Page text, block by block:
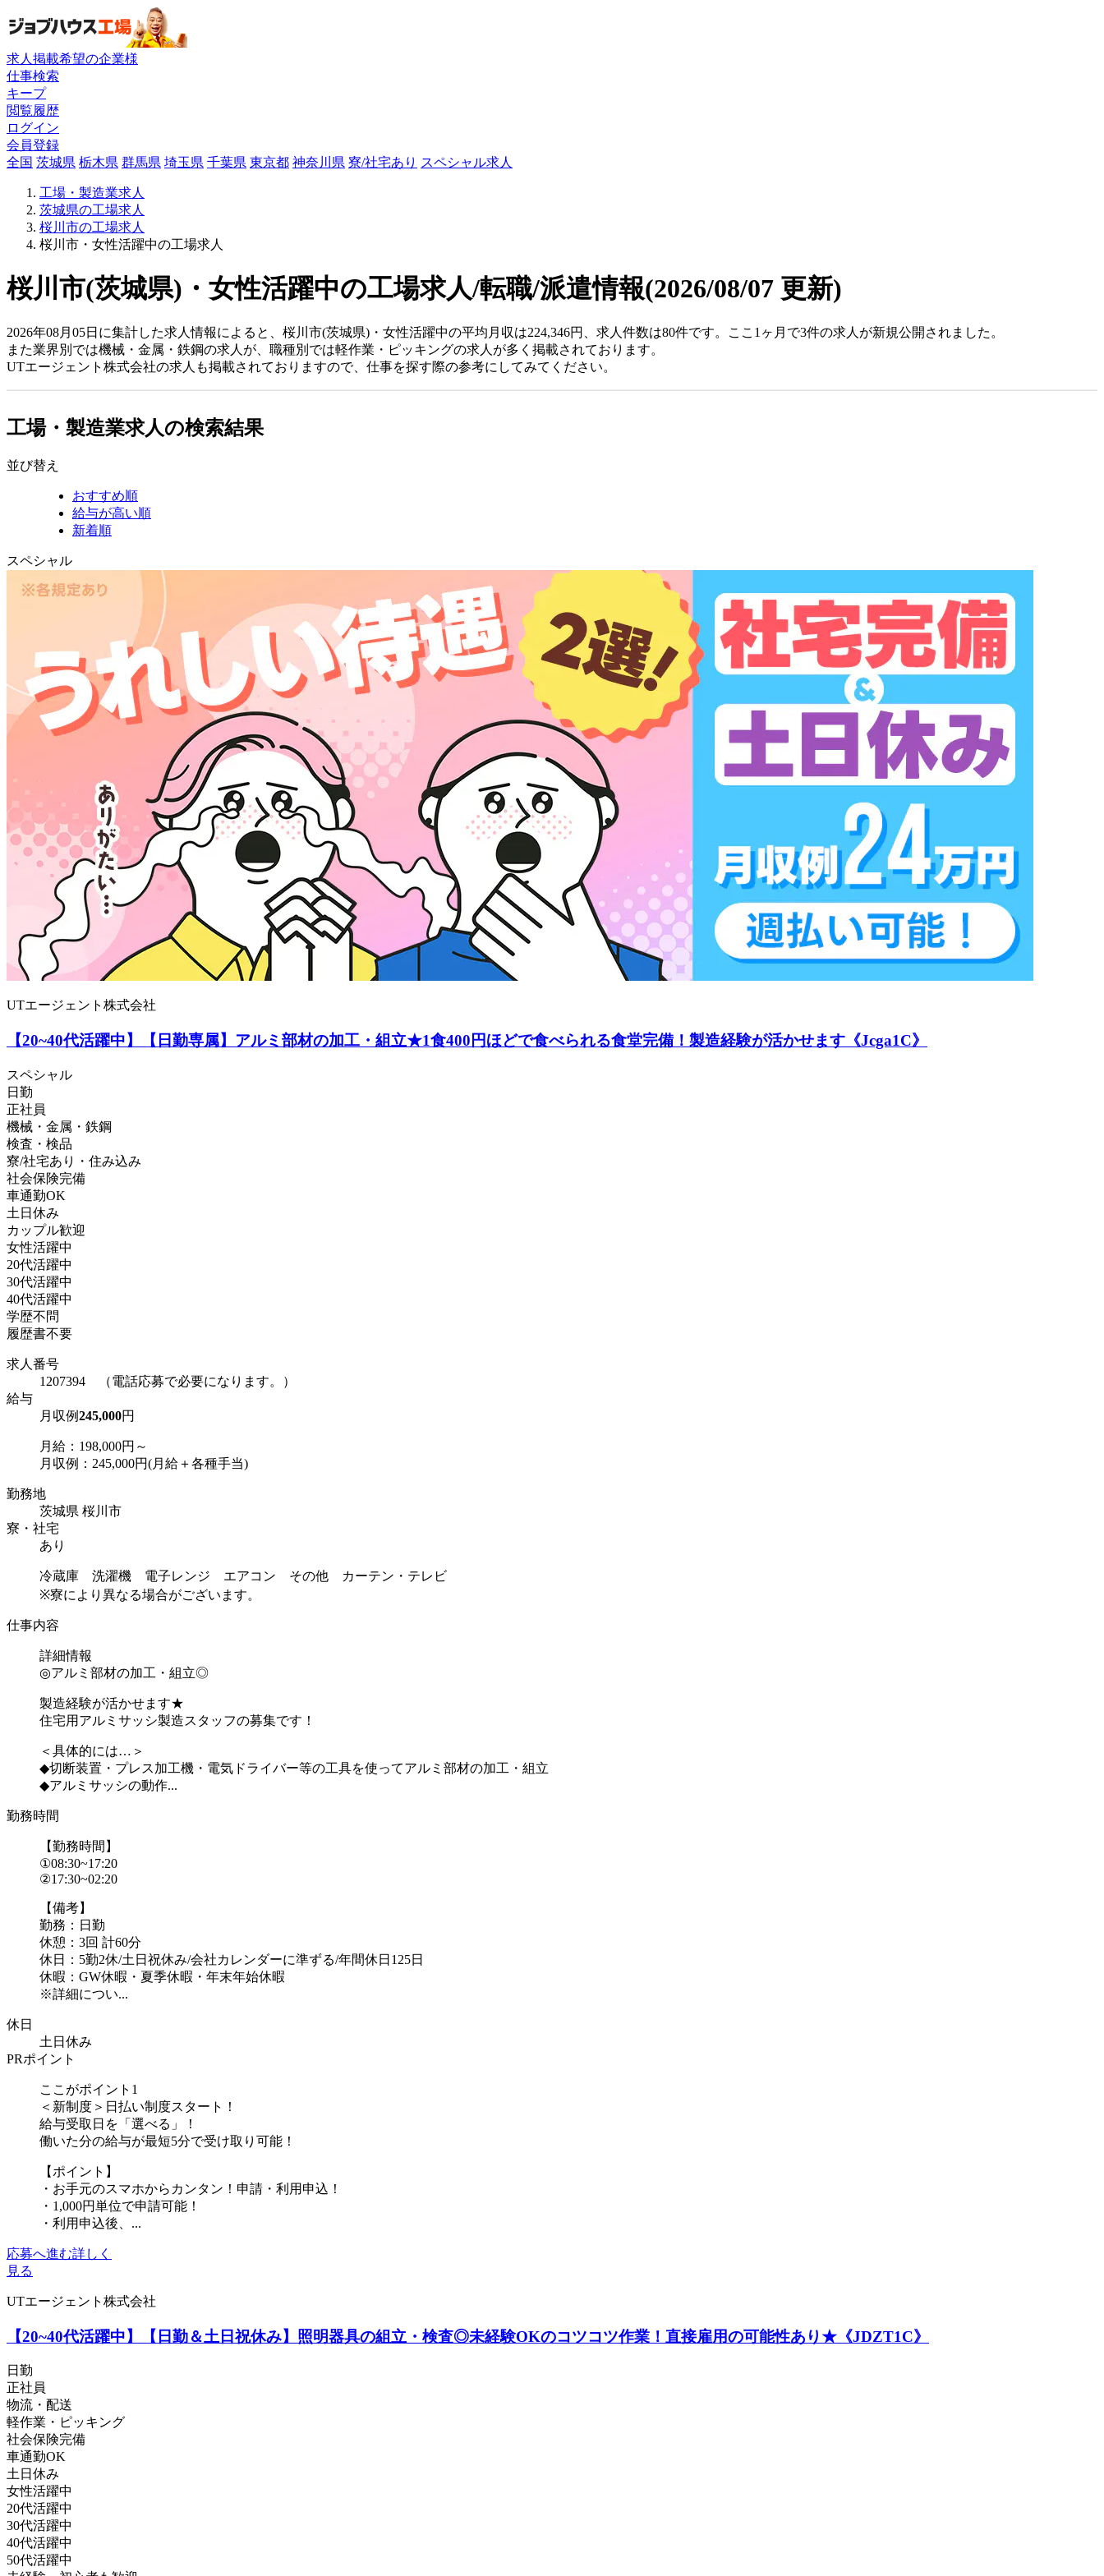
求人掲載希望の企業様
仕事検索
キープ
閲覧履歴
ログイン
会員登録
全国 茨城県 栃木県 群馬県 埼玉県 千葉県 東京都 神奈川県 寮/社宅あり スペシャル求人
工場・製造業求人
茨城県の工場求人
桜川市の工場求人
桜川市・女性活躍中の工場求人
桜川市(茨城県)・女性活躍中の工場求人/転職/派遣情報(2026/08/07 更新)
2026年08月05日に集計した求人情報によると、桜川市(茨城県)・女性活躍中の平均月収は224,346円、求人件数は80件です。ここ1ヶ月で3件の求人が新規公開されました。
また業界別では機械・金属・鉄鋼の求人が、職種別では軽作業・ピッキングの求人が多く掲載されております。
UTエージェント株式会社の求人も掲載されておりますので、仕事を探す際の参考にしてみてください。
工場・製造業求人の検索結果
並び替え
おすすめ順
給与が高い順
新着順
スペシャル
UTエージェント株式会社
【20~40代活躍中】【日勤専属】アルミ部材の加工・組立★1食400円ほどで食べられる食堂完備！製造経験が活かせます《Jcga1C》
スペシャル
日勤
正社員
機械・金属・鉄鋼
検査・検品
寮/社宅あり・住み込み
社会保険完備
車通勤OK
土日休み
カップル歓迎
女性活躍中
20代活躍中
30代活躍中
40代活躍中
学歴不問
履歴書不要
求人番号
1207394 （電話応募で必要になります。）
給与
月収例245,000円
月給：198,000円～
月収例：245,000円(月給＋各種手当)
勤務地
茨城県 桜川市
寮・社宅
あり
冷蔵庫 洗濯機 電子レンジ エアコン その他 カーテン・テレビ
※寮により異なる場合がございます。
仕事内容
詳細情報
◎アルミ部材の加工・組立◎
製造経験が活かせます★
住宅用アルミサッシ製造スタッフの募集です！
＜具体的には…＞
◆切断装置・プレス加工機・電気ドライバー等の工具を使ってアルミ部材の加工・組立
◆アルミサッシの動作...
勤務時間
【勤務時間】
①08:30~17:20
②17:30~02:20
【備考】
勤務：日勤
休憩：3回 計60分
休日：5勤2休/土日祝休み/会社カレンダーに準ずる/年間休日125日
休暇：GW休暇・夏季休暇・年末年始休暇
※詳細につい...
休日
土日休み
PRポイント
ここがポイント1
＜新制度＞日払い制度スタート！
給与受取日を「選べる」！
働いた分の給与が最短5分で受け取り可能！
【ポイント】
・お手元のスマホからカンタン！申請・利用申込！
・1,000円単位で申請可能！
・利用申込後、...
応募へ進む詳しく
見る
UTエージェント株式会社
【20~40代活躍中】【日勤＆土日祝休み】照明器具の組立・検査◎未経験OKのコツコツ作業！直接雇用の可能性あり★《JDZT1C》
日勤
正社員
物流・配送
軽作業・ピッキング
社会保険完備
車通勤OK
土日休み
女性活躍中
20代活躍中
30代活躍中
40代活躍中
50代活躍中